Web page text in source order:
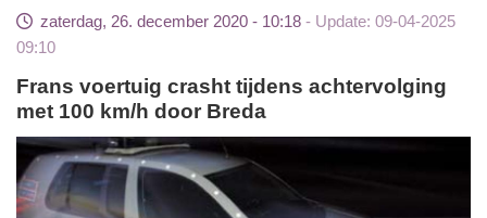
gaan zaterdag, 26. december 2020 - 10:18
Update: 09-04-2025
09:10
Frans voertuig crasht tijdens achtervolging
met 100 km/h door Breda